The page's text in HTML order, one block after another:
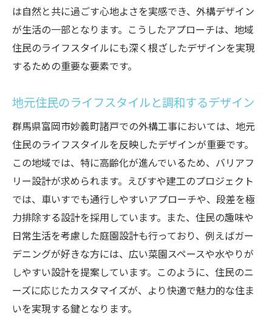
は自然と共に過ごす心地よさを実感でき、外構デザイン
が生活の一部となります。こうしたアプローチは、地域
住民のライフスタイルにも深く根ざしたデザインを実現
するための重要な要素です。
地元住民のライフスタイルと調和するデザイン
群馬県富岡市妙義町諸戸での外構工事においては、地元
住民のライフスタイルを反映したデザインが重要です。
この地域では、特に高齢化が進んでいるため、バリアフ
リー設計が求められます。えびすや建工のプロジェクト
では、車いすでも通行しやすいアプローチや、段差を極
力排除する設計を採用しています。また、住民の趣味や
日常生活を考慮した庭園設計も行っており、例えばガー
デニングが好きな方には、広い菜園スペースや水やりが
しやすい設計を提案しています。このように、住民のニ
ーズに応じたカスタマイズが、より快適で魅力的な住ま
いを実現する鍵となります。